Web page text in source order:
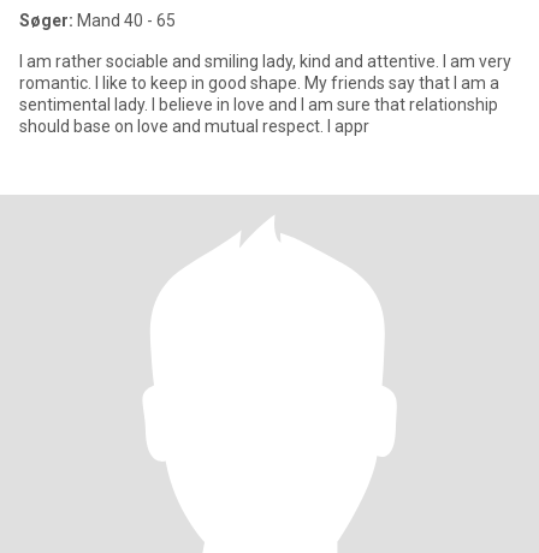
Søger: Mand 40 - 65
I am rather sociable and smiling lady, kind and attentive. I am very
romantic. I like to keep in good shape. My friends say that I am a
sentimental lady. I believe in love and I am sure that relationship
should base on love and mutual respect. I appr